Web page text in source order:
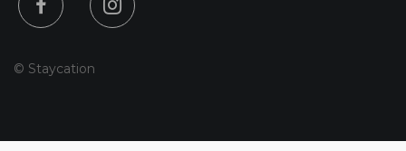
© Staycation